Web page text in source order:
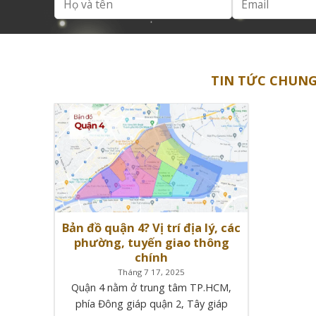
TIN TỨC
Bản đồ quận 4? Vị trí địa lý, các
phường, tuyến giao thông
chính
Tháng 7 17, 2025
Quận 4 nằm ở trung tâm TP.HCM,
phía Đông giáp quận 2, Tây giáp